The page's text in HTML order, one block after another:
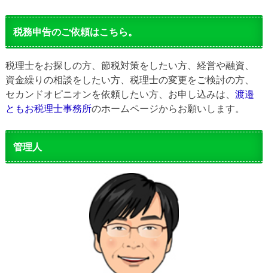
税務申告のご依頼はこちら。
税理士をお探しの方、節税対策をしたい方、経営や融資、
資金繰りの相談をしたい方、税理士の変更をご検討の方、
セカンドオピニオンを依頼したい方、お申し込みは、 渡邉
ともお税理士事務所のホームページからお願いします。
管理人